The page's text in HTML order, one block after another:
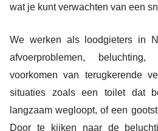
wat je kunt verwachten van een
We werken als loodgieters in
afvoerproblemen,
voorkomen van terugkerende
situaties zoals een toilet dat
langzaam wegloopt, of een
Door te kijken naar de